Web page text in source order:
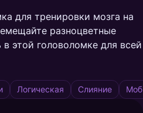
для тренировки мозга на
разноцветные
этой головоломке для всей
Логическая Слияние